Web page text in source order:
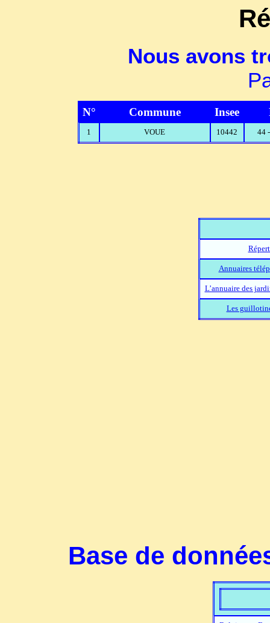
Nous avons
N° Commune Insee
1 VOUE 10442 44
Annuaires
L’annuaire des
Les
Base de